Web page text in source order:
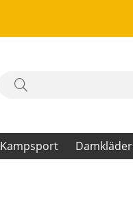
Kampsport Damkläder